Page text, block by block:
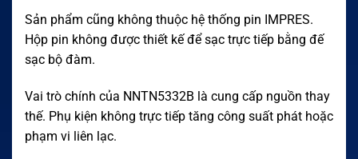
Sản phẩm cũng không thuộc hệ thống pin IMPRES.
Hộp pin không được thiết kế để sạc trực tiếp bằng đế
sạc bộ đàm.
Vai trò chính của NNTN5332B là cung cấp nguồn thay
thế. Phụ kiện không trực tiếp tăng công suất phát hoặc
phạm vi liên lạc.